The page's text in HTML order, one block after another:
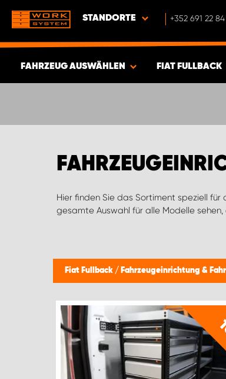
STANDORTE +352 691 22 84
FAHRZEUG AUSWÄHLEN
ARTIKEL
FIAT FULLBACK
Hier finden Sie das Sortiment speziell
gesamte Auswahl für alle Modelle
Fiat Fullback / Fahrzeugeinrichtung &